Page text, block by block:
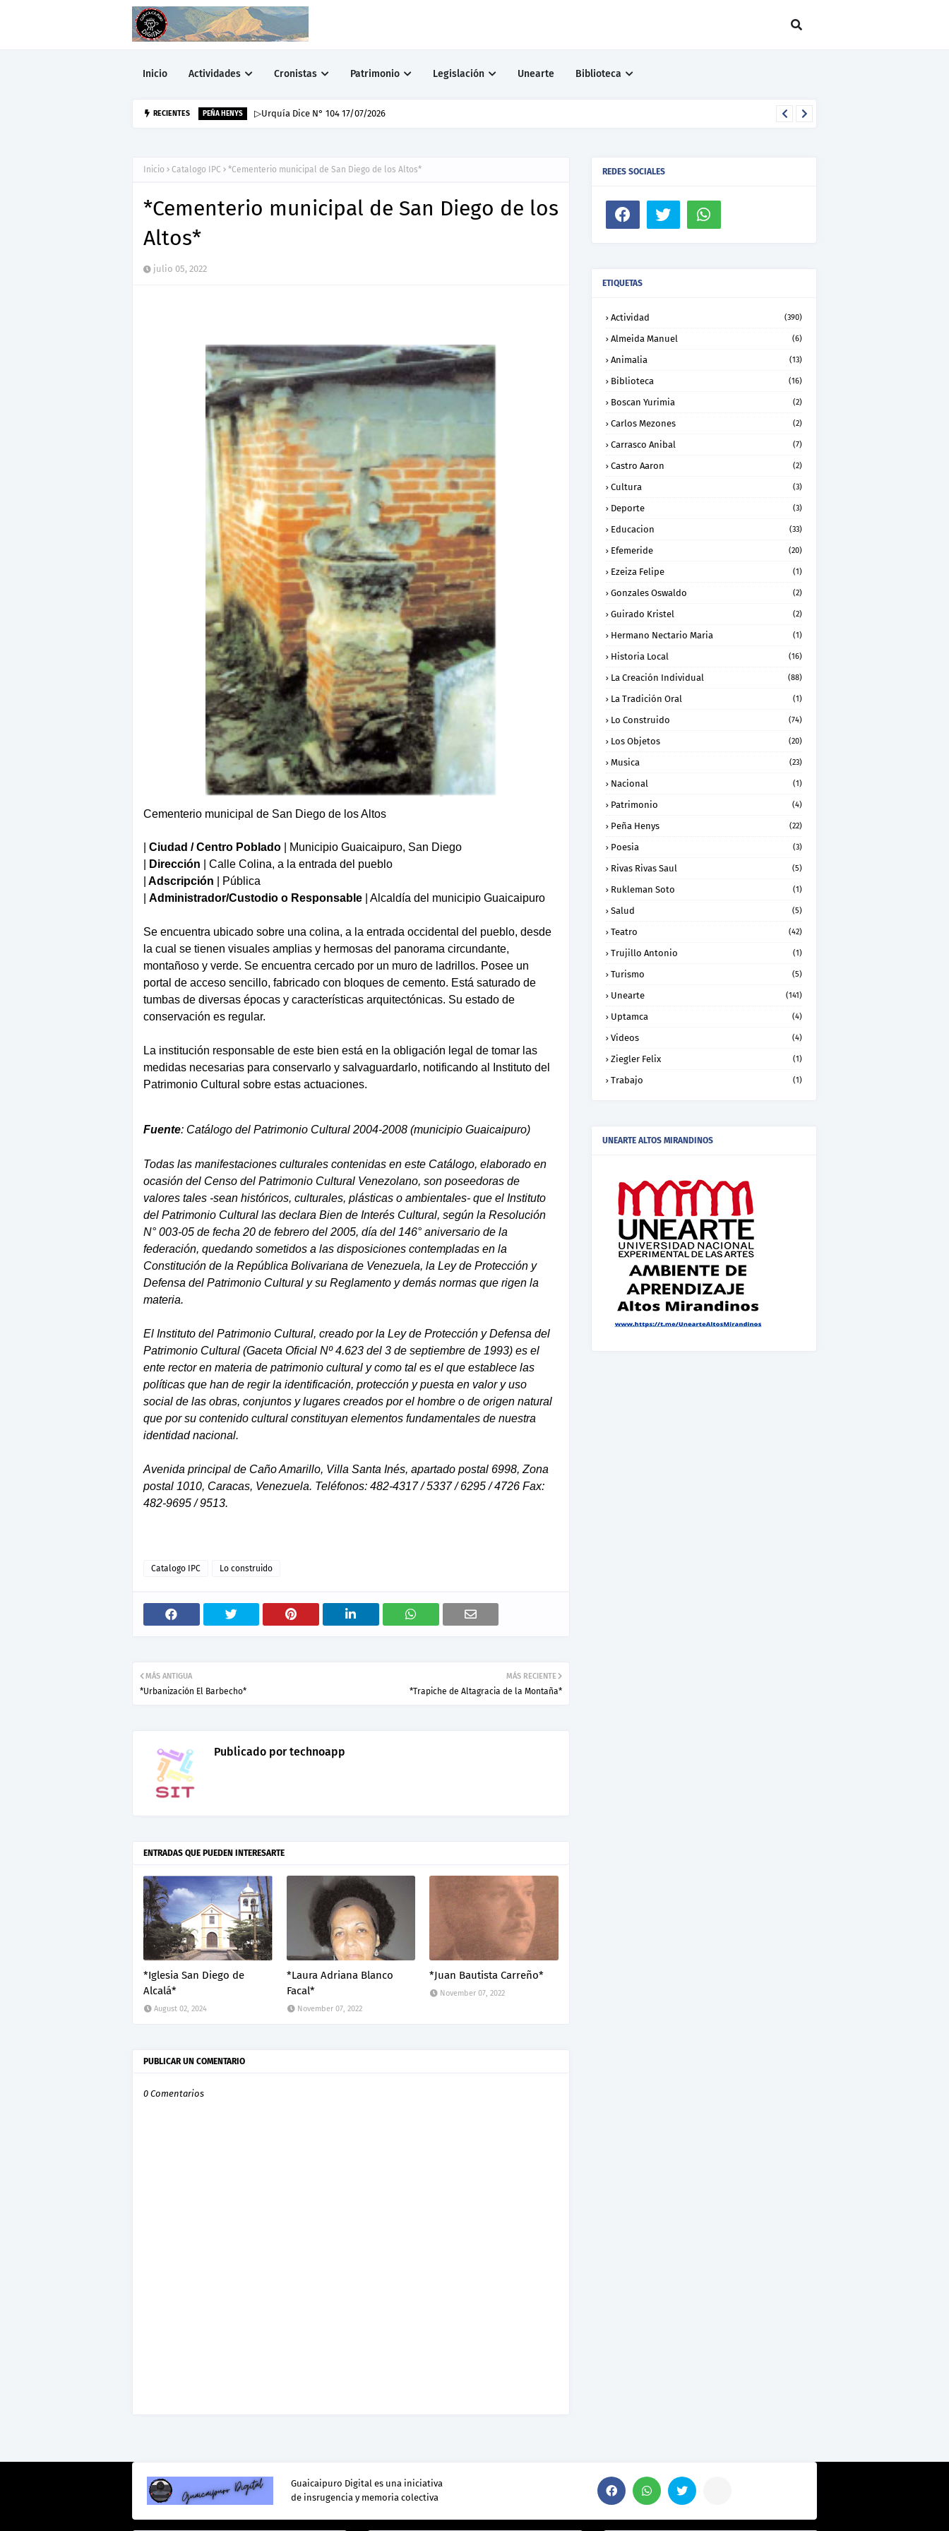
Inicio Actividades Cronistas Patrimonio Legislación Unearte Biblioteca
RECIENTES PEÑA HENYS ▷Urquía Dice N° 104 17/07/2026
Inicio Catalogo IPC *Cementerio municipal de San Diego de los Altos*
*Cementerio municipal de San Diego de los
Altos*
julio 05, 2022
Cementerio municipal de San Diego de los Altos
Ciudad / Centro Poblado | Municipio Guaicaipuro, San Diego
Dirección | Calle Colina, a la entrada del pueblo
Adscripción | Pública
Administrador/Custodio o Responsable | Alcaldía del municipio Guaicaipuro
Se encuentra ubicado sobre una colina, a la entrada occidental del pueblo, desde
la cual se tienen visuales amplias y hermosas del panorama circundante,
montañoso y verde. Se encuentra cercado por un muro de ladrillos. Posee un
portal de acceso sencillo, fabricado con bloques de cemento. Está saturado de
tumbas de diversas épocas y características arquitectónicas. Su estado de
conservación es regular.
La institución responsable de este bien está en la obligación legal de tomar las
medidas necesarias para conservarlo y salvaguardarlo, notificando al Instituto del
Patrimonio Cultural sobre estas actuaciones.
Fuente: Catálogo del Patrimonio Cultural 2004-2008 (municipio Guaicaipuro)
Todas las manifestaciones culturales contenidas en este Catálogo, elaborado en
ocasión del Censo del Patrimonio Cultural Venezolano, son poseedoras de
valores tales -sean históricos, culturales, plásticas o ambientales- que el Instituto
del Patrimonio Cultural las declara Bien de Interés Cultural, según la Resolución
N° 003-05 de fecha 20 de febrero del 2005, día del 146° aniversario de la
federación, quedando sometidos a las disposiciones contempladas en la
Constitución de la República Bolivariana de Venezuela, la Ley de Protección y
Defensa del Patrimonio Cultural y su Reglamento y demás normas que rigen la
materia.
El Instituto del Patrimonio Cultural, creado por la Ley de Protección y Defensa del
Patrimonio Cultural (Gaceta Oficial Nº 4.623 del 3 de septiembre de 1993) es el
ente rector en materia de patrimonio cultural y como tal es el que establece las
políticas que han de regir la identificación, protección y puesta en valor y uso
social de las obras, conjuntos y lugares creados por el hombre o de origen natural
que por su contenido cultural constituyan elementos fundamentales de nuestra
identidad nacional.
Avenida principal de Caño Amarillo, Villa Santa Inés, apartado postal 6998, Zona
postal 1010, Caracas, Venezuela. Teléfonos: 482-4317 / 5337 / 6295 / 4726 Fax:
482-9695 / 9513.
Catalogo IPC Lo construido
MÁS RECIENTE
*Trapiche de Altagracia de la Montaña*
MÁS ANTIGUA
*Urbanización El Barbecho*
Publicado portechnoapp
ENTRADAS QUE PUEDEN INTERESARTE
*Iglesia San Diego de
Alcalá*
August 02, 2024
*Laura Adriana Blanco
Facal*
November 07, 2022
*Juan Bautista Carreño*
November 07, 2022
PUBLICAR UN COMENTARIO
0 Comentarios
REDES SOCIALES
ETIQUETAS
Actividad (390)
Almeida Manuel (6)
Animalia (13)
Biblioteca (16)
Boscan Yurimia (2)
Carlos Mezones (2)
Carrasco Anibal (7)
Castro Aaron (2)
Cultura (3)
Deporte (3)
Educacion (33)
Efemeride (20)
Ezeiza Felipe (1)
Gonzales Oswaldo (2)
Guirado Kristel (2)
Hermano Nectario Maria (1)
Historia Local (16)
La Creación Individual (88)
La Tradición Oral (1)
Lo Construido (74)
Los Objetos (20)
Musica (23)
Nacional (1)
Patrimonio (4)
Peña Henys (22)
Poesia (3)
Rivas Rivas Saul (5)
Rukleman Soto (1)
Salud (5)
Teatro (42)
Trujillo Antonio (1)
Turismo (5)
Unearte (141)
Uptamca (4)
Videos (4)
Ziegler Felix (1)
Trabajo (1)
UNEARTE ALTOS MIRANDINOS
Guaicaipuro Digital es una iniciativa
de insrugencia y memoria colectiva